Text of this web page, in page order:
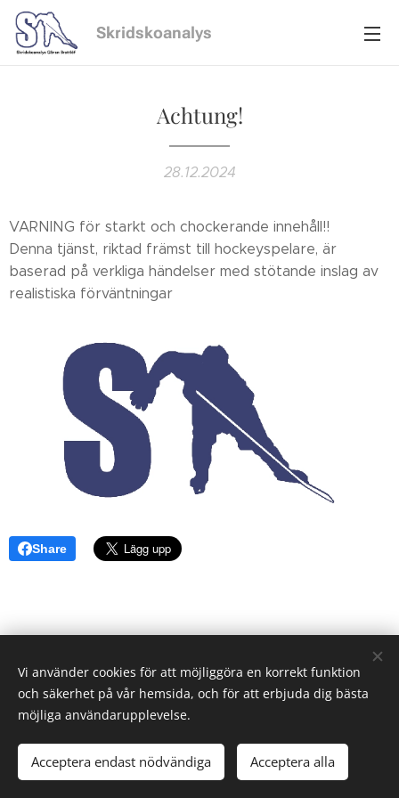
Skridskoanalys
Achtung!
28.12.2024
VARNING för starkt och chockerande innehåll!!🤯
Denna tjänst, riktad främst till hockeyspelare, är
baserad på verkliga händelser med stötande inslag av
realistiska förväntningar🙂
Share
© 2023 Alla rättigheter reserverade.
Skapad medWebnode Cookies
Vi använder cookies för att möjliggöra en korrekt funktion
och säkerhet på vår hemsida, och för att erbjuda dig bästa
möjliga användarupplevelse.
Acceptera endast nödvändiga Acceptera alla